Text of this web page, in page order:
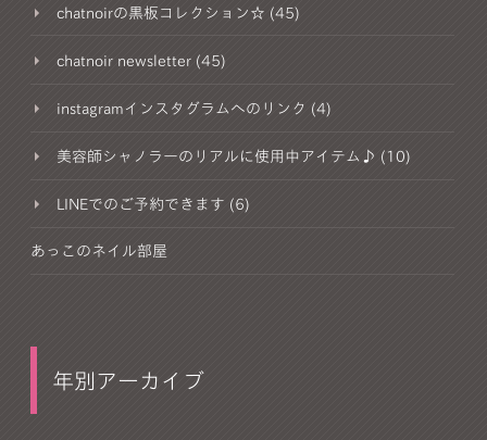
chatnoirの黒板コレクション☆ (45)
chatnoir newsletter (45)
instagramインスタグラムへのリンク (4)
美容師シャノラーのリアルに使用中アイテム♪ (10)
LINEでのご予約できます (6)
あっこのネイル部屋
年別アーカイブ